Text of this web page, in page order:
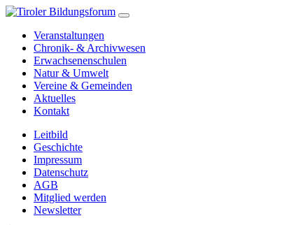
Veranstaltungen
Chronik- & Archivwesen
Erwachsenenschulen
Natur & Umwelt
Vereine & Gemeinden
Aktuelles
Kontakt
Leitbild
Geschichte
Impressum
Datenschutz
AGB
Mitglied werden
Newsletter